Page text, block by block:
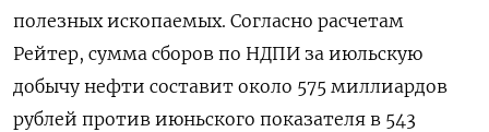
полезных ископаемых. Согласно расчетам
Рейтер, сумма сборов по НДПИ за июльскую
добычу нефти составит около 575 миллиардов
рублей против июньского показателя в 543